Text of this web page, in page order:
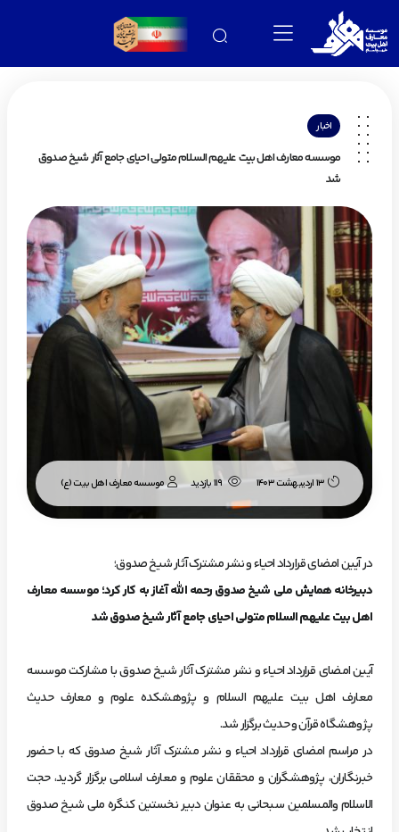
اخبار
موسسه معارف اهل بیت علیهم السلام متولی احیای جامع آثار شیخ صدوق
شد
13 اردیبهشت 1403 119 بازدید موسسه معارف اهل بیت (ع)
در آیین امضای قرارداد احیاء و نشر مشترک آثار شیخ صدوق؛
دبیرخانه همایش ملی شیخ صدوق رحمه الله آغاز به کار کرد؛ موسسه معارف
اهل بیت علیهم السلام متولی احیای جامع آثار شیخ صدوق شد
آیین امضای قرارداد احیاء و نشر مشترک آثار شیخ صدوق با مشارکت موسسه
معارف اهل بیت علیهم السلام و پژوهشکده علوم و معارف حدیث
پژوهشگاه قرآن و حدیث برگزار شد.
در مراسم امضای قرارداد احیاء و نشر مشترک آثار شیخ صدوق که با حضور
خبرنگاران، پژوهشگران و محققان علوم و معارف اسلامی برگزار گردید، حجت
الاسلام والمسلمین سبحانی به عنوان دبیر نخستین کنگره ملی شیخ صدوق